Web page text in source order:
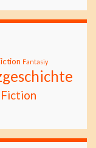
Fantasiy